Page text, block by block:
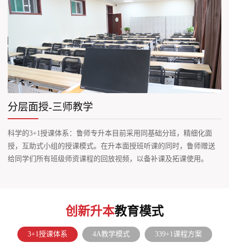
分层面授-三师教学
科学的3+1授课体系：鲁师专升本目前采用同基础分班，精细化面
授，互助式小组的授课模式。在升本面授班听课的同时，鲁师赠送
给同学们所有班级师资课程的回放视频，以备补课及拓课使用。
创新升本教育模式
3+1授课体系 4A教学模式 339+1课程方案